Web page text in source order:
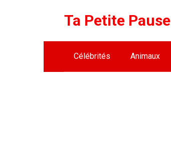
Ta Petite Pause
Célébrités Animaux